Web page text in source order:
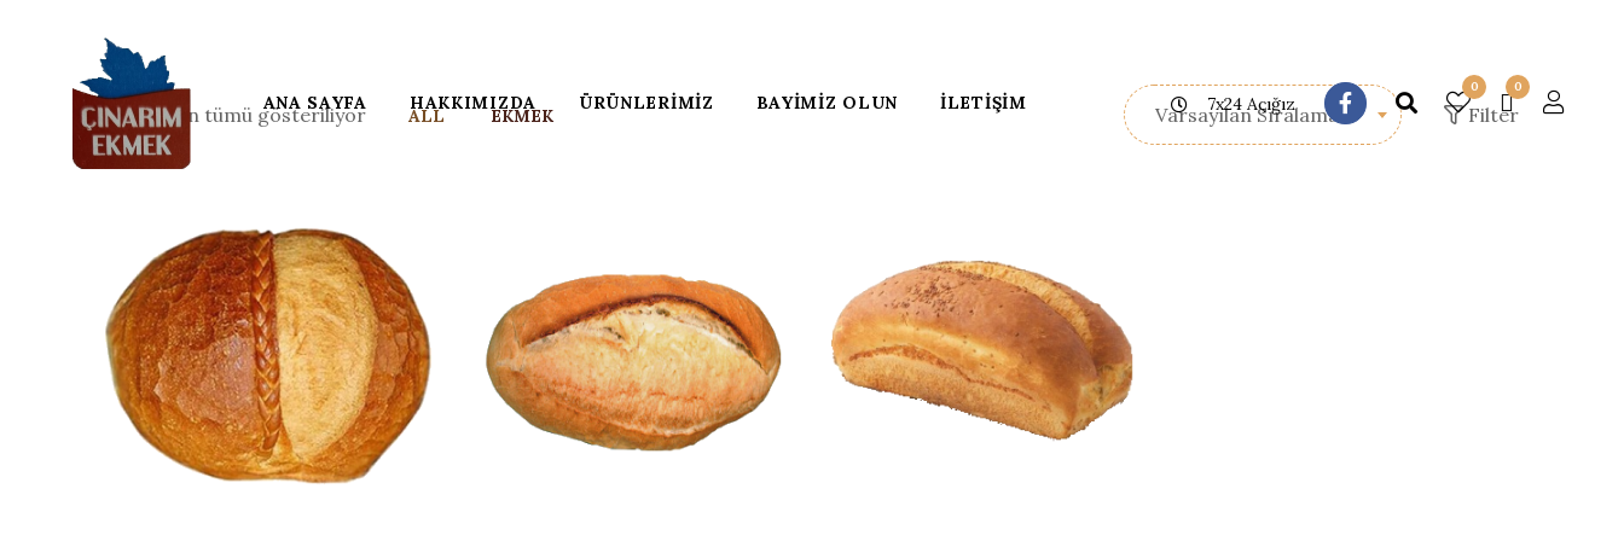
ANA SAYFA HAKKIMIZDA ÜRÜNLERIMIZ BAYIMIZ OLUN İLETIŞIM 7x24 Açığız
0 0
3 sonucun tümü gösteriliyor ALL EKMEK Varsayılan Sıralama Filter